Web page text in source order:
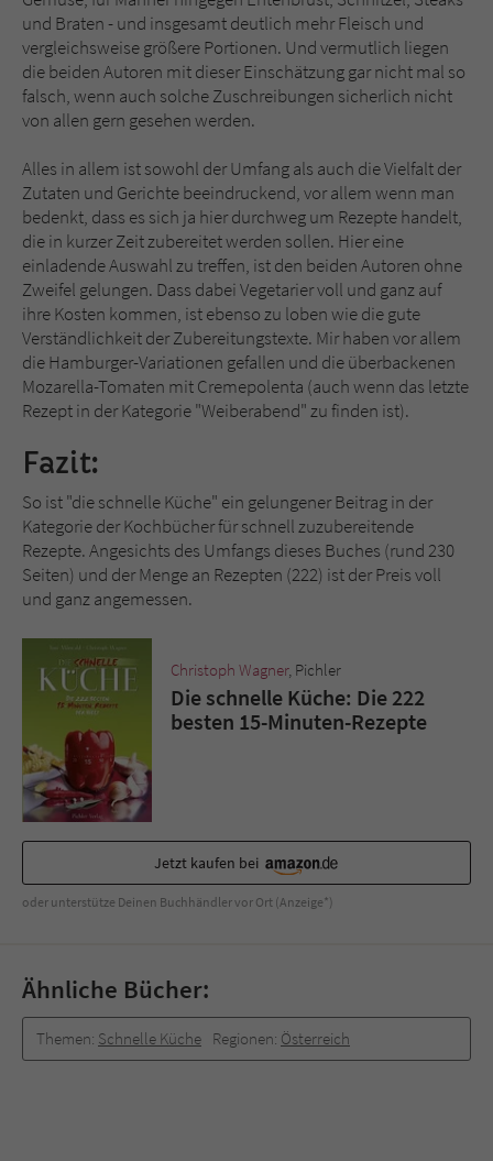
und Braten - und insgesamt deutlich mehr Fleisch und
vergleichsweise größere Portionen. Und vermutlich liegen
die beiden Autoren mit dieser Einschätzung gar nicht mal so
falsch, wenn auch solche Zuschreibungen sicherlich nicht
von allen gern gesehen werden.
Alles in allem ist sowohl der Umfang als auch die Vielfalt der
Zutaten und Gerichte beeindruckend, vor allem wenn man
bedenkt, dass es sich ja hier durchweg um Rezepte handelt,
die in kurzer Zeit zubereitet werden sollen. Hier eine
einladende Auswahl zu treffen, ist den beiden Autoren ohne
Zweifel gelungen. Dass dabei Vegetarier voll und ganz auf
ihre Kosten kommen, ist ebenso zu loben wie die gute
Verständlichkeit der Zubereitungstexte. Mir haben vor allem
die Hamburger-Variationen gefallen und die überbackenen
Mozarella-Tomaten mit Cremepolenta (auch wenn das letzte
Rezept in der Kategorie "Weiberabend" zu finden ist).
Fazit:
So ist "die schnelle Küche" ein gelungener Beitrag in der
Kategorie der Kochbücher für schnell zuzubereitende
Rezepte. Angesichts des Umfangs dieses Buches (rund 230
Seiten) und der Menge an Rezepten (222) ist der Preis voll
und ganz angemessen.
Christoph Wagner, Pichler
Die schnelle Küche: Die 222
besten 15-Minuten-Rezepte
Jetzt kaufen bei
oder unterstütze Deinen Buchhändler vor Ort (Anzeige*)
Ähnliche Bücher:
Themen: Schnelle Küche Regionen: Österreich